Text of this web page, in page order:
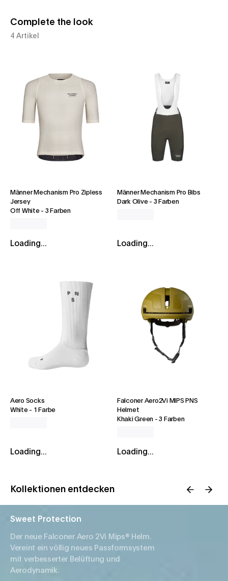
Complete the look
4 Artikel
Männer Mechanism Pro Zipless
Jersey
Off White- 3 Farben
Loading...
Männer Mechanism Pro Bibs
Dark Olive- 3 Farben
Loading...
Aero Socks
White- 1 Farbe
Loading...
Falconer Aero2Vi MIPS PNS
Helmet
Khaki Green -3 Farben
Loading...
Kollektionen entdecken
Sweet Protection
Der neue Falconer Aero 2Vi Mips® Helm.
Vereint ein völlig neues Passformsystem
mit verbesserter Belüftung und
Aerodynamik.